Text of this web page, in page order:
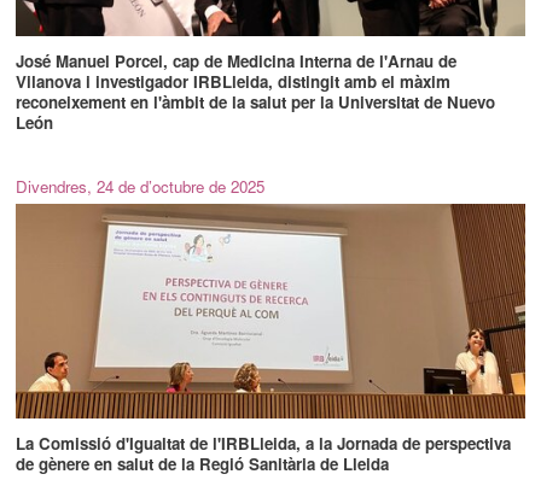
José Manuel Porcel, cap de Medicina Interna de l'Arnau de
Vilanova i investigador IRBLleida, distingit amb el màxim
reconeixement en l'àmbit de la salut per la Universitat de Nuevo
León
Divendres, 24 de d’octubre de 2025
La Comissió d'Igualtat de l'IRBLleida, a la Jornada de perspectiva
de gènere en salut de la Regió Sanitària de Lleida